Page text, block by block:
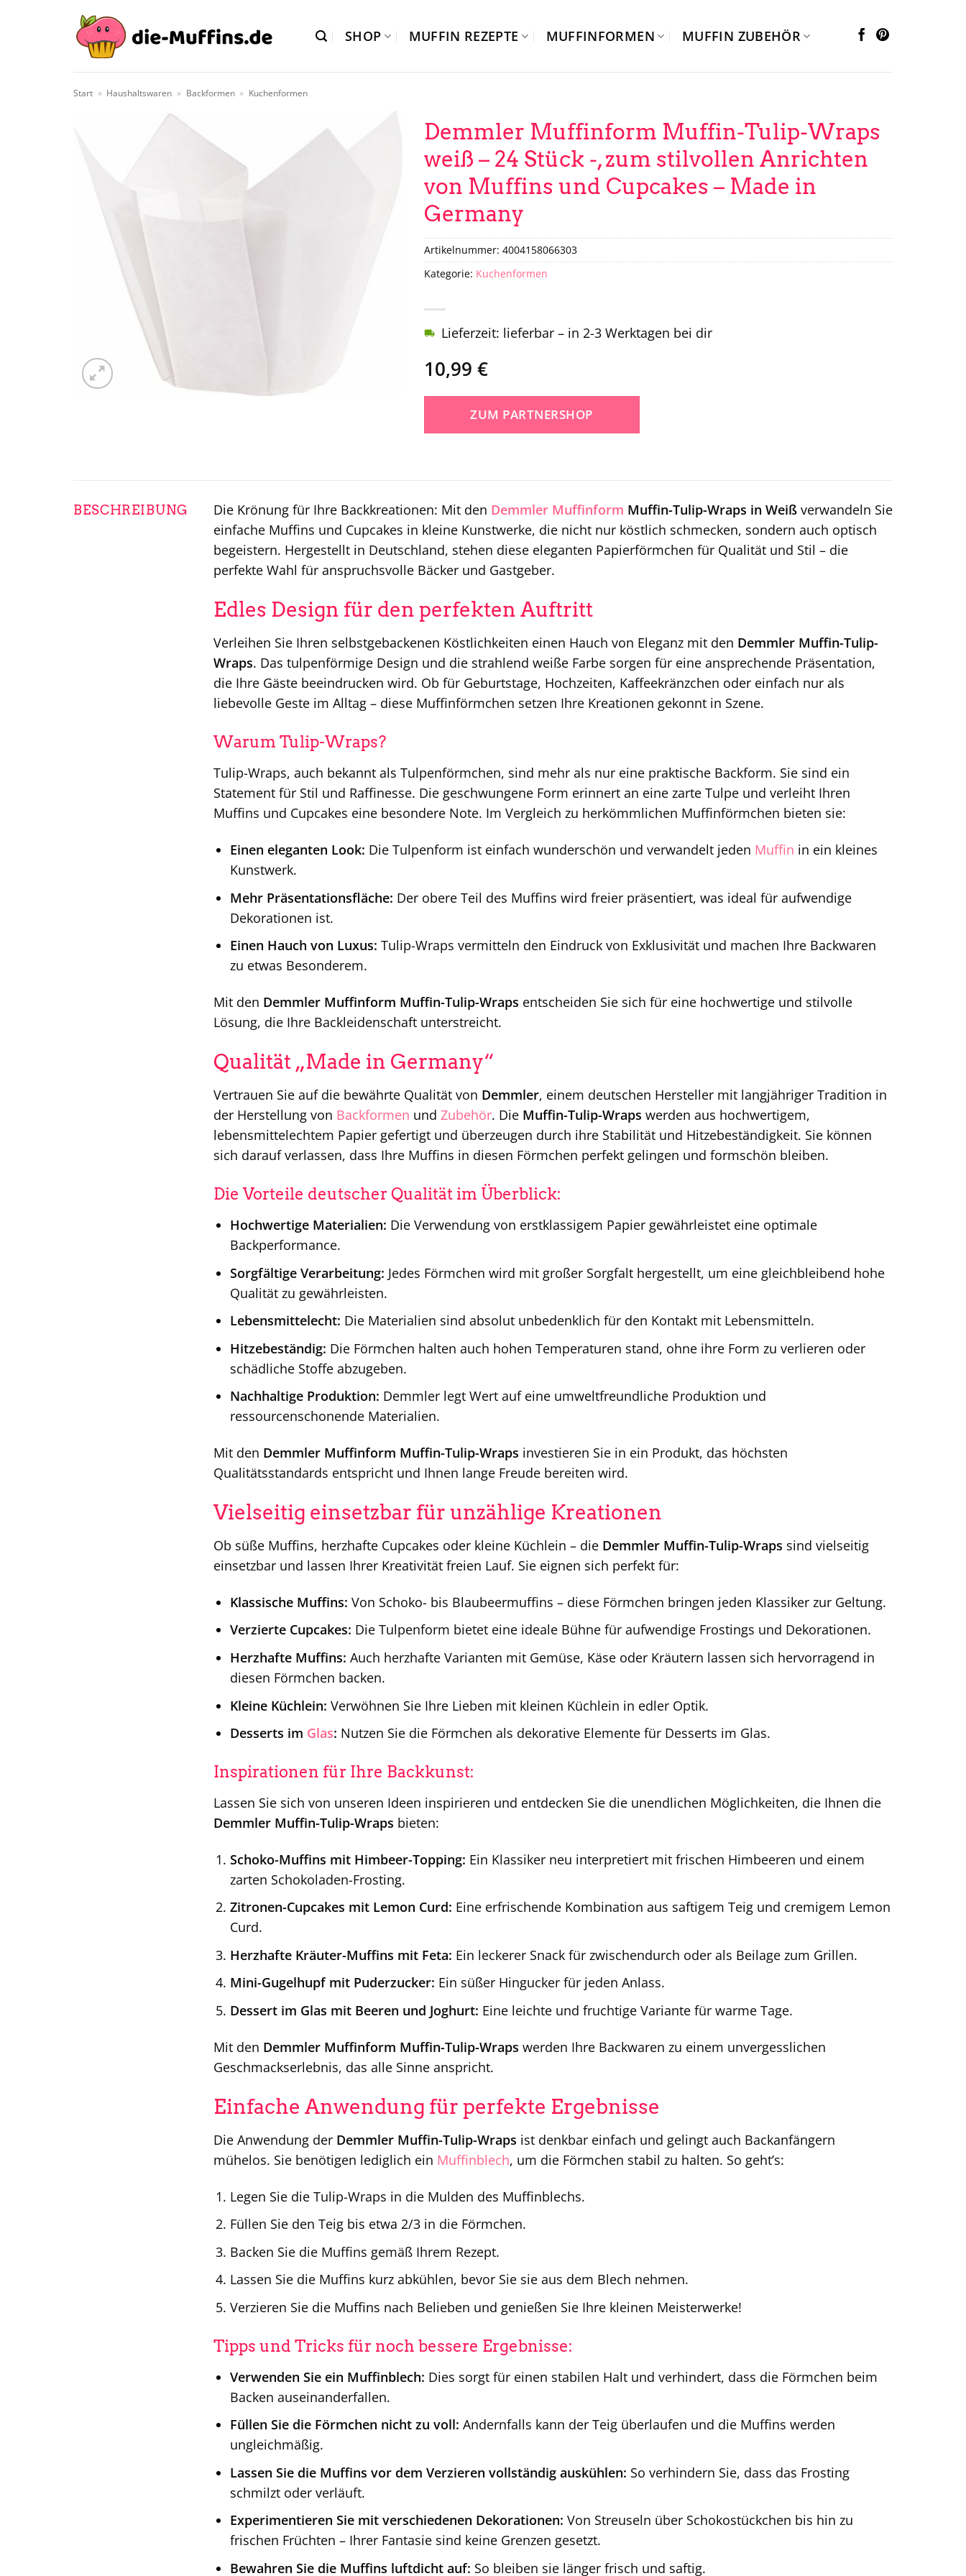
SHOP MUFFIN REZEPTE MUFFINFORMEN MUFFIN ZUBEHÖR
Start » Haushaltswaren » Backformen » Kuchenformen
Demmler Muffinform Muffin-Tulip-Wraps
weiß – 24 Stück -, zum stilvollen Anrichten
von Muffins und Cupcakes – Made in
Germany
10,99 €
Lieferzeit: lieferbar – in 2-3 Werktagen bei dir
ZUM PARTNERSHOP
Artikelnummer: 4004158066303
Kategorie: Kuchenformen
BESCHREIBUNG Die Krönung für Ihre Backkreationen: Mit den Demmler Muffinform Muffin-Tulip-Wraps in Weiß verwandeln Sie
einfache Muffins und Cupcakes in kleine Kunstwerke, die nicht nur köstlich schmecken, sondern auch optisch
begeistern. Hergestellt in Deutschland, stehen diese eleganten Papierförmchen für Qualität und Stil – die
perfekte Wahl für anspruchsvolle Bäcker und Gastgeber.
Edles Design für den perfekten Auftritt
Verleihen Sie Ihren selbstgebackenen Köstlichkeiten einen Hauch von Eleganz mit den Demmler Muffin-Tulip-
Wraps. Das tulpenförmige Design und die strahlend weiße Farbe sorgen für eine ansprechende Präsentation,
die Ihre Gäste beeindrucken wird. Ob für Geburtstage, Hochzeiten, Kaffeekränzchen oder einfach nur als
liebevolle Geste im Alltag – diese Muffinförmchen setzen Ihre Kreationen gekonnt in Szene.
Warum Tulip-Wraps?
Tulip-Wraps, auch bekannt als Tulpenförmchen, sind mehr als nur eine praktische Backform. Sie sind ein
Statement für Stil und Raffinesse. Die geschwungene Form erinnert an eine zarte Tulpe und verleiht Ihren
Muffins und Cupcakes eine besondere Note. Im Vergleich zu herkömmlichen Muffinförmchen bieten sie:
Einen eleganten Look: Die Tulpenform ist einfach wunderschön und verwandelt jeden Muffin in ein kleines
Kunstwerk.
Mehr Präsentationsfläche: Der obere Teil des Muffins wird freier präsentiert, was ideal für aufwendige
Dekorationen ist.
Einen Hauch von Luxus: Tulip-Wraps vermitteln den Eindruck von Exklusivität und machen Ihre Backwaren
zu etwas Besonderem.
Mit den Demmler Muffinform Muffin-Tulip-Wraps entscheiden Sie sich für eine hochwertige und stilvolle
Lösung, die Ihre Backleidenschaft unterstreicht.
Qualität „Made in Germany“
Vertrauen Sie auf die bewährte Qualität von Demmler, einem deutschen Hersteller mit langjähriger Tradition in
der Herstellung von Backformen und Zubehör. Die Muffin-Tulip-Wraps werden aus hochwertigem,
lebensmittelechtem Papier gefertigt und überzeugen durch ihre Stabilität und Hitzebeständigkeit. Sie können
sich darauf verlassen, dass Ihre Muffins in diesen Förmchen perfekt gelingen und formschön bleiben.
Die Vorteile deutscher Qualität im Überblick:
Hochwertige Materialien: Die Verwendung von erstklassigem Papier gewährleistet eine optimale
Backperformance.
Sorgfältige Verarbeitung: Jedes Förmchen wird mit großer Sorgfalt hergestellt, um eine gleichbleibend hohe
Qualität zu gewährleisten.
Lebensmittelecht: Die Materialien sind absolut unbedenklich für den Kontakt mit Lebensmitteln.
Hitzebeständig: Die Förmchen halten auch hohen Temperaturen stand, ohne ihre Form zu verlieren oder
schädliche Stoffe abzugeben.
Nachhaltige Produktion: Demmler legt Wert auf eine umweltfreundliche Produktion und
ressourcenschonende Materialien.
Mit den Demmler Muffinform Muffin-Tulip-Wraps investieren Sie in ein Produkt, das höchsten
Qualitätsstandards entspricht und Ihnen lange Freude bereiten wird.
Vielseitig einsetzbar für unzählige Kreationen
Ob süße Muffins, herzhafte Cupcakes oder kleine Küchlein – die Demmler Muffin-Tulip-Wraps sind vielseitig
einsetzbar und lassen Ihrer Kreativität freien Lauf. Sie eignen sich perfekt für:
Klassische Muffins: Von Schoko- bis Blaubeermuffins – diese Förmchen bringen jeden Klassiker zur Geltung.
Verzierte Cupcakes: Die Tulpenform bietet eine ideale Bühne für aufwendige Frostings und Dekorationen.
Herzhafte Muffins: Auch herzhafte Varianten mit Gemüse, Käse oder Kräutern lassen sich hervorragend in
diesen Förmchen backen.
Kleine Küchlein: Verwöhnen Sie Ihre Lieben mit kleinen Küchlein in edler Optik.
Desserts im Glas: Nutzen Sie die Förmchen als dekorative Elemente für Desserts im Glas.
Inspirationen für Ihre Backkunst:
Lassen Sie sich von unseren Ideen inspirieren und entdecken Sie die unendlichen Möglichkeiten, die Ihnen die
Demmler Muffin-Tulip-Wraps bieten:
Schoko-Muffins mit Himbeer-Topping: Ein Klassiker neu interpretiert mit frischen Himbeeren und einem
zarten Schokoladen-Frosting.
Zitronen-Cupcakes mit Lemon Curd: Eine erfrischende Kombination aus saftigem Teig und cremigem Lemon
Curd.
Herzhafte Kräuter-Muffins mit Feta: Ein leckerer Snack für zwischendurch oder als Beilage zum Grillen.
Mini-Gugelhupf mit Puderzucker: Ein süßer Hingucker für jeden Anlass.
Dessert im Glas mit Beeren und Joghurt: Eine leichte und fruchtige Variante für warme Tage.
Mit den Demmler Muffinform Muffin-Tulip-Wraps werden Ihre Backwaren zu einem unvergesslichen
Geschmackserlebnis, das alle Sinne anspricht.
Einfache Anwendung für perfekte Ergebnisse
Die Anwendung der Demmler Muffin-Tulip-Wraps ist denkbar einfach und gelingt auch Backanfängern
mühelos. Sie benötigen lediglich ein Muffinblech, um die Förmchen stabil zu halten. So geht’s:
Legen Sie die Tulip-Wraps in die Mulden des Muffinblechs.
Füllen Sie den Teig bis etwa 2/3 in die Förmchen.
Backen Sie die Muffins gemäß Ihrem Rezept.
Lassen Sie die Muffins kurz abkühlen, bevor Sie sie aus dem Blech nehmen.
Verzieren Sie die Muffins nach Belieben und genießen Sie Ihre kleinen Meisterwerke!
Tipps und Tricks für noch bessere Ergebnisse:
Verwenden Sie ein Muffinblech: Dies sorgt für einen stabilen Halt und verhindert, dass die Förmchen beim
Backen auseinanderfallen.
Füllen Sie die Förmchen nicht zu voll: Andernfalls kann der Teig überlaufen und die Muffins werden
ungleichmäßig.
Lassen Sie die Muffins vor dem Verzieren vollständig auskühlen: So verhindern Sie, dass das Frosting
schmilzt oder verläuft.
Experimentieren Sie mit verschiedenen Dekorationen: Von Streuseln über Schokostückchen bis hin zu
frischen Früchten – Ihrer Fantasie sind keine Grenzen gesetzt.
Bewahren Sie die Muffins luftdicht auf: So bleiben sie länger frisch und saftig.